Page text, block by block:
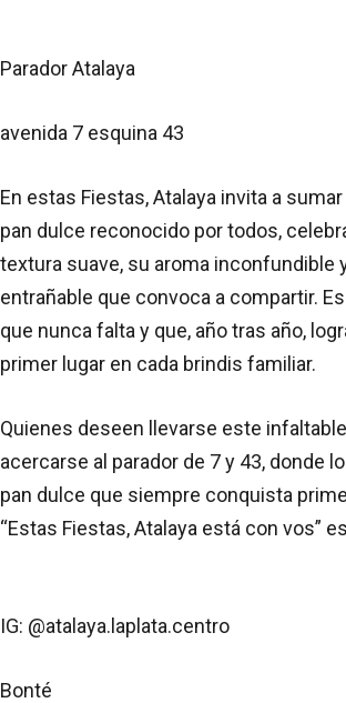
Parador Atalaya
avenida 7 esquina 43
En estas Fiestas, Atalaya invita a
pan dulce reconocido por todos,
textura suave, su aroma inconfundible
entrañable que convoca a compartir.
que nunca falta y que, año tras año,
primer lugar en cada brindis familiar.
Quienes deseen llevarse este
acercarse al parador de 7 y 43, donde
pan dulce que siempre conquista
“Estas Fiestas, Atalaya está con vos”
IG: @atalaya.laplata.centro
Bonté